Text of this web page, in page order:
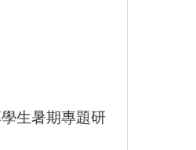
生暑期專題研